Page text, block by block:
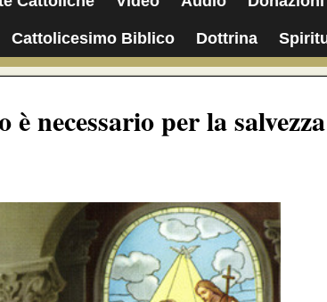
Cattolicesimo Biblico Dottrina
necessario per la salvezza